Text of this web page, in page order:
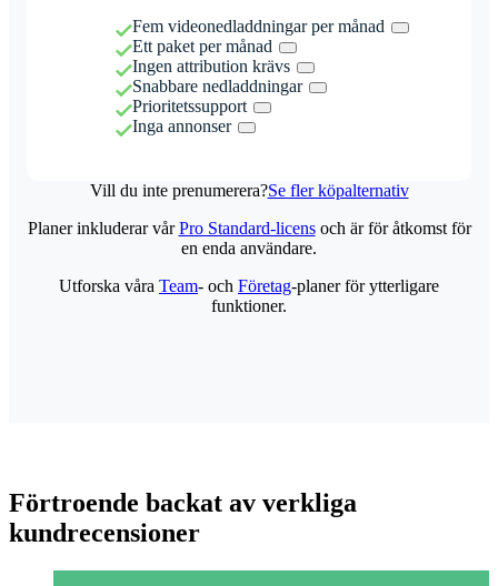
Fem videonedladdningar per månad
Ett paket per månad
Ingen attribution krävs
Snabbare nedladdningar
Prioritetssupport
Inga annonser
Vill du inte prenumerera?Se fler köpalternativ
Planer inkluderar vårPro Standard-licensoch är för åtkomst för
en enda användare.
Utforska våra Team- och Företag-planer för ytterligare
funktioner.
Förtroende backat av verkliga
kundrecensioner